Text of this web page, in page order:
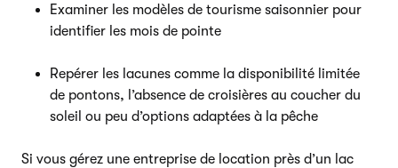
Examiner les modèles de tourisme saisonnier pour
identifier les mois de pointe
Repérer les lacunes comme la disponibilité limitée
de pontons, l’absence de croisières au coucher du
soleil ou peu d’options adaptées à la pêche
Si vous gérez une entreprise de location près d’un lac